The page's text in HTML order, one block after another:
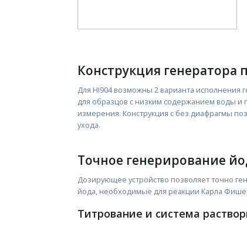
Конструкция генератора
Для HI904 возможны 2 варианта исполнения
для образцов с низким содержанием воды и
измерения. Конструкция с без диафрагмы
ухода.
Точное генерирование
Дозирующее устройство позволяет точно
йода, необходимые для реакции Карла
Титрование и система